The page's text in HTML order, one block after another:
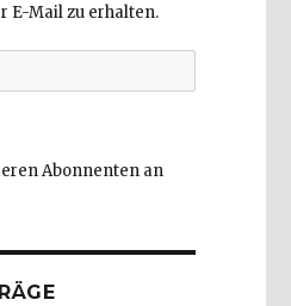
E-Mail zu erhalten.
Abonnenten an